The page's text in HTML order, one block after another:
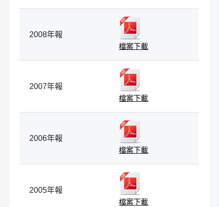
2008年報
檔案下載
2007年報
檔案下載
2006年報
檔案下載
2005年報
檔案下載